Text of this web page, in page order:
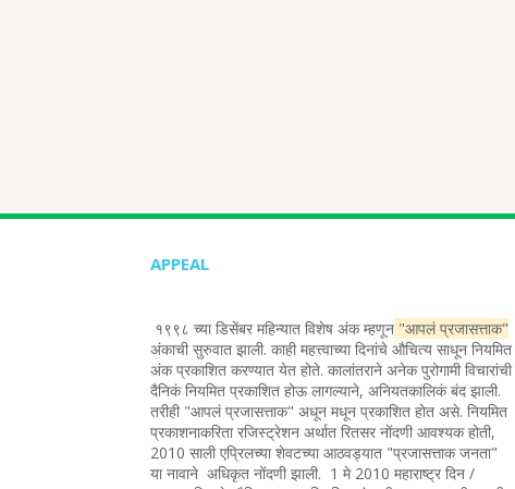
APPEAL
१९९८ च्या डिसेंबर महिन्यात विशेष अंक म्हणून "आपलं प्रजासत्ताक"
अंकाची सुरुवात झाली. काही महत्त्वाच्या दिनांचे औचित्य साधून नियमित
अंक प्रकाशित करण्यात येत होते. कालांतराने अनेक पुरोगामी विचारांची
दैनिकं नियमित प्रकाशित होऊ लागल्याने, अनियतकालिकं बंद झाली.
तरीही "आपलं प्रजासत्ताक" अधून मधून प्रकाशित होत असे. नियमित
प्रकाशनाकरिता रजिस्ट्रेशन अर्थात रितसर नोंदणी आवश्यक होती,
2010 साली एप्रिलच्या शेवटच्या आठवड्यात "प्रजासत्ताक जनता"
या नावाने अधिकृत नोंदणी झाली. 1 मे 2010 महाराष्ट्र दिन /